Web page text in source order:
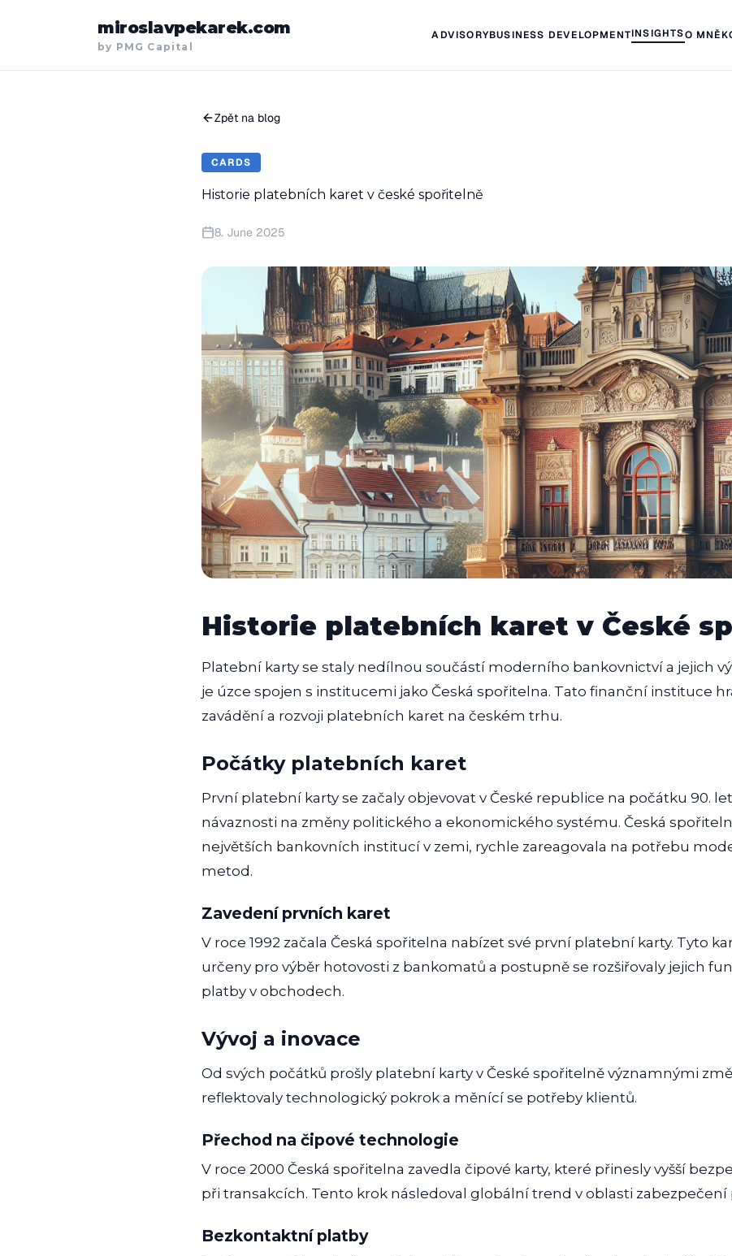
miroslavpekarek.com
by PMG Capital
ADVISORYBUSINESS DEVELOPMENTINSIGHTSO MNĚ
Zpět na blog
CARDS
Historie platebních karet v české spořitelně
8. June 2025
Historie platebních karet v České
Platební karty se staly nedílnou součástí moderního bankovnictví a jejich
je úzce spojen s institucemi jako Česká spořitelna. Tato finanční instituce
zavádění a rozvoji platebních karet na českém trhu.
Počátky platebních karet
První platební karty se začaly objevovat v České republice na počátku 90.
návaznosti na změny politického a ekonomického systému. Česká
největších bankovních institucí v zemi, rychle zareagovala na potřebu
metod.
Zavedení prvních karet
V roce 1992 začala Česká spořitelna nabízet své první platební karty. Tyto
určeny pro výběr hotovosti z bankomatů a postupně se rozšiřovaly jejich
platby v obchodech.
Vývoj a inovace
Od svých počátků prošly platební karty v České spořitelně významnými
reflektovaly technologický pokrok a měnící se potřeby klientů.
Přechod na čipové technologie
V roce 2000 Česká spořitelna zavedla čipové karty, které přinesly vyšší
při transakcích. Tento krok následoval globální trend v oblasti
Bezkontaktní platby